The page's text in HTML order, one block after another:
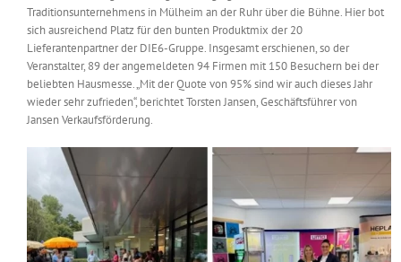
Messen & Events
Unternehmen
Wissen
Product Guide
Traditionsunternehmens in Mülheim an der Ruhr über die Bühne. Hier bot
sich ausreichend Platz für den bunten Produktmix der 20
Lieferantenpartner der DIE6-Gruppe. Insgesamt erschienen, so der
Veranstalter, 89 der angemeldeten 94 Firmen mit 150 Besuchern bei der
beliebten Hausmesse. „Mit der Quote von 95% sind wir auch dieses Jahr
wieder sehr zufrieden“, berichtet Torsten Jansen, Geschäftsführer von
Jansen Verkaufsförderung.